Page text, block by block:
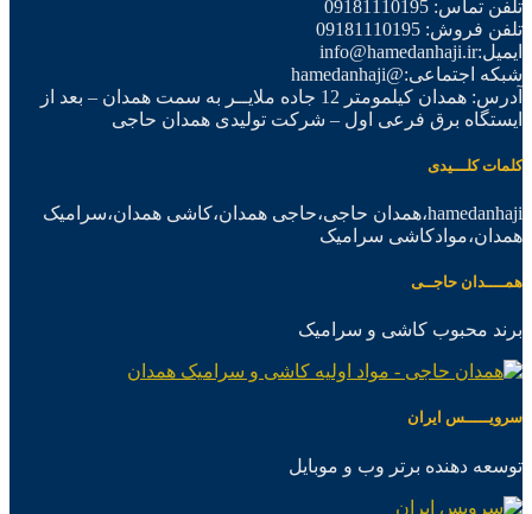
تلفن تماس: 09181110195
تلفن فروش: 09181110195
ایمیل:info@hamedanhaji.ir
شبکه اجتماعی:@hamedanhaji
آدرس: همدان کیلمومتر 12 جاده ملایــر به سمت همدان – بعد از
ایستگاه برق فرعی اول – شرکت تولیدی همدان حاجی
کلمات کلـــیدی
hamedanhaji،همدان حاجی،حاجی همدان،کاشی همدان،سرامیک
همدان،موادکاشی سرامیک
همــــدان حاجــی
برند محبوب کاشی و سرامیک
سرویـــــس ایران
توسعه دهنده برتر وب و موبایل